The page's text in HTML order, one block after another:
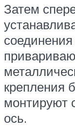
Затем
крепления
монтируют
ось.